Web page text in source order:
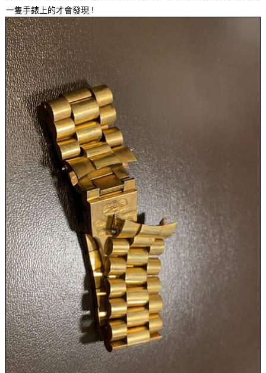
一隻手錶上的才會發現 !